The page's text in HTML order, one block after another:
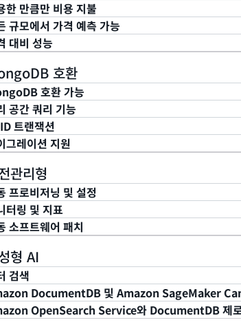
리지에 저장된 데이터가 암호화됩니다. 기본적으
TLS로 전송 중 암호화됩니다.
자체 규제 및 규정 요구 사항을 충족할 수 있도
DSS,ISO 9001,27001,27017,27018,SOC 1,
Security Framework 인증(HITRUST
한 만큼만 비용 지불
DocumentDB는 사전 약정이 없습니다. 시작
Amazon DocumentDB 인스턴스 사용을 마친 후
니다. 안전상의 조치를 위해 스토리지를 과다 프로
대해서만 지불합니다. 자세한 내용을 보려면
규모에서 가격 예측 가능
DocumentDB는 예측 가능한 요금을 원하
합니다. Amazon DocumentDB I/O-Optimized
데이터베이스 지출의 25%를 초과하는 I/O
해 줍니다. Amazon DocumentDB I/O-
실성을 실질적으로 제거할 수 있습니다. 대신 컴퓨
능성과 투명성이 보장됩니다.
대비 성능
DocumentDB를 사용하면 데이터베이스 클
스토리지 구성 중에서 선택할 수 있습니다.
성을 선택하여 가격 대비 성능을 극대화할 수 있
중간 정도인 경우 Standard 구성을 선택해야 합
I/O-Optimized 스토리지 구성을 선택할 수 있습
호환
호환 가능
DocumentDB는 MongoDB 3.6, 4.0 및 5.0
비관계형 데이터베이스에서 이미 사용하
DocumentDB에서 사용할 수 있습니다.
워크로드를 운영할 때 필요한 성능, 확장
결함성을 갖춘 자가 복구 분산 스토리지 시스템
API를 구현하여 클라이언트가 MongoDB 서버
되는 MongoDB API에 대해 자세히 알아보세요.
공간 쿼리 기능
DocumentDB는 지리 공간 쿼리 기능의 출시
지원합니다. 2dsphere 인덱스를 생성하고
와 같은 주요 MongoDB 지리 공간
쿼리를 수행할 수 있습니다.
트랜잭션
성, 일관성, 격리성, 내구성(ACID)은 오류, 정전 및
터베이스 트랜잭션의 속성 세트입니다. 이제
도 여러 문서, 명령문, 컬렉션 및 데이터
을 지원합니다.
그레이션 지원
은 AWS Database Migration Service(DMS)를 사
Elastic Compute Cloud(EC2)의
게 마이그레이션할 수 있습니다. DMS를 사용하
Amazon DocumentDB로 마이그레이션할 수 있
DocumentDB로 마이그레이션하는 방법
로 마이그레이션
관리형
프로비저닝 및 설정
DocumentDB는 간편하게 시작할 수 있습니
DocumentDB 클러스터를 시작하기만
택한 인스턴스 클래스에 적합한 파라미터 및 설정
리케이션을 연결하기만 하면 됩니다. 이 작업은 몇
다.
터링 및 지표
DocumentDB는 클라우드 데이터베이스 인
합니다. AWS Management Console을 사용하여
작업 카운터 및 활성 연결을 비롯하여 클러
습니다.
소프트웨어 패치
DocumentDB는 최신 패치를 적용하여 데이
베이스 엔진 버전 관리 기능을 통해 클러스터의 패
형 AI
검색
DocumentDB의 벡터 검색을 사용하면 밀리
싱 및 검색할 수 있습니다. 벡터는 텍스트, 이미지,
DocumentDB 및 Amazon SageMaker
DocumentDB는Amazon SageMaker
OpenSearch Service와 DocumentDB 제